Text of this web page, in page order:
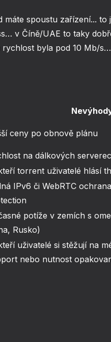
máte spoustu zařízení... to
v Číně/UAE to taky
byla pod 10 Mb/
ceny po obnově plánu
na dálkových
torrent uživatelé hlásí
IPv6 či WebRTC
potíže v zemích s
Rusko)
uživatelé si stěžují na
nebo nutnost